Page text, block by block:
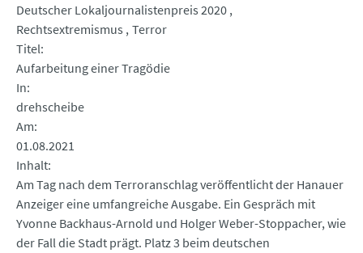
Deutscher Lokaljournalistenpreis 2020
Rechtsextremismus Terror
Titel
Aufarbeitung einer Tragödie
In
drehscheibe
Am
01.08.2021
Inhalt
Am Tag nach dem Terroranschlag veröffentlicht der Hanauer
Anzeiger eine umfangreiche Ausgabe. Ein Gespräch mit
Yvonne Backhaus-Arnold und Holger Weber-Stoppacher, wie
der Fall die Stadt prägt. Platz 3 beim deutschen